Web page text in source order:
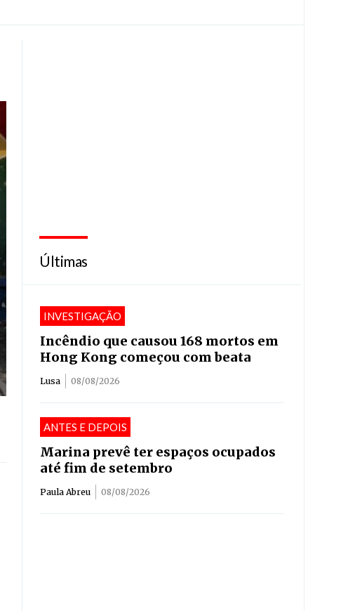
Últimas
INVESTIGAÇÃO
Incêndio que causou 168 mortos em
Hong Kong começou com beata
Lusa 08/08/2026
ANTES E DEPOIS
Marina prevê ter espaços ocupados
até fim de setembro
Paula Abreu 08/08/2026